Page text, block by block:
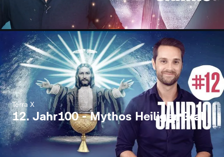
Terra X
12. Jahr100 - Mythos Heiliger Gral